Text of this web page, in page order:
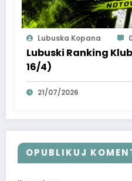
Lubuska Kopana
Lubuski Ranking
16/4)
21/07/2026
OPUBLIKUJ